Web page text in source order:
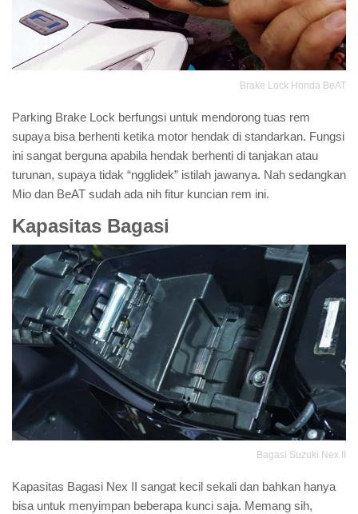
Brake Lock Honda BeAT
Parking Brake Lock berfungsi untuk mendorong tuas rem
supaya bisa berhenti ketika motor hendak di standarkan. Fungsi
ini sangat berguna apabila hendak berhenti di tanjakan atau
turunan, supaya tidak “ngglidek” istilah jawanya. Nah sedangkan
Mio dan BeAT sudah ada nih fitur kuncian rem ini.
Kapasitas Bagasi
Bagasi Suzuki Nex II
Kapasitas Bagasi Nex II sangat kecil sekali dan bahkan hanya
bisa untuk menyimpan beberapa kunci saja. Memang sih,